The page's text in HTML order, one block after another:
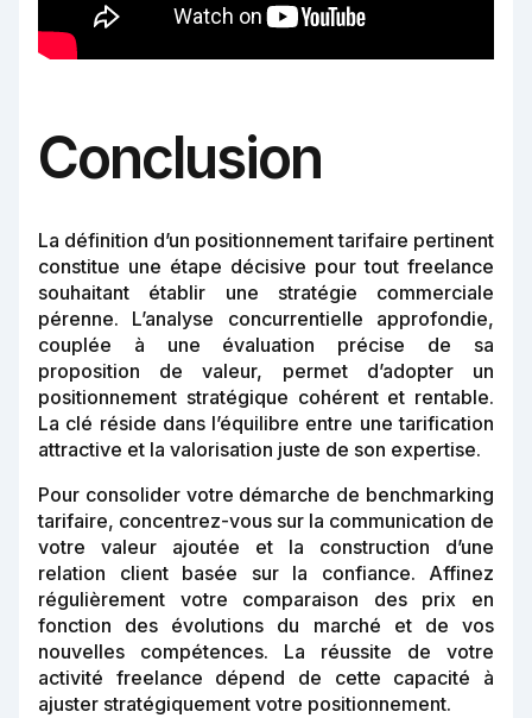
Conclusion
La définition d’un positionnement tarifaire pertinent
constitue une étape décisive pour tout freelance
souhaitant établir une stratégie commerciale
pérenne. L’analyse concurrentielle approfondie,
couplée à une évaluation précise de sa
proposition de valeur, permet d’adopter un
positionnement stratégique cohérent et rentable.
La clé réside dans l’équilibre entre une tarification
attractive et la valorisation juste de son expertise.
Pour consolider votre démarche de benchmarking
tarifaire, concentrez-vous sur la communication de
votre valeur ajoutée et la construction d’une
relation client basée sur la confiance. Affinez
régulièrement votre comparaison des prix en
fonction des évolutions du marché et de vos
nouvelles compétences. La réussite de votre
activité freelance dépend de cette capacité à
ajuster stratégiquement votre positionnement.